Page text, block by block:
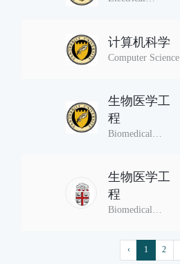
计算机科学
Computer Science
生物医学工
程
Biomedical
生物医学工
程
Biomedical
‹ 1 2